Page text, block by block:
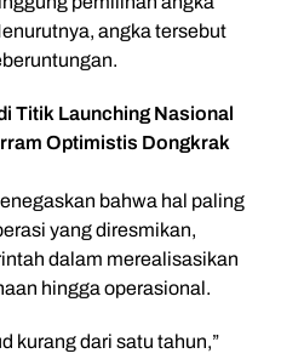
angka tersebut
Titik Launching Nasional
Optimistis Dongkrak
bahwa hal paling
yang diresmikan,
dalam merealisasikan
hingga operasional.
kurang dari satu tahun,”